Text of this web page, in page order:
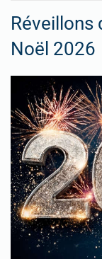
Réveillons
Noël 2026